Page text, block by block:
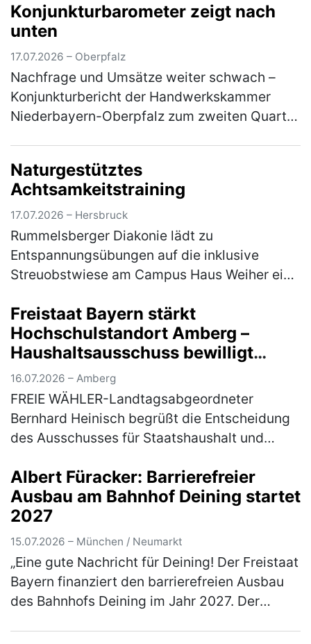
Goldenen Ehrennadel der FREIEN WÄHLER
Bayern aus…
Konjunkturbarometer zeigt nach
unten
17.07.2026 – Oberpfalz
Nachfrage und Umsätze weiter schwach –
Konjunkturbericht der Handwerkskammer
Niederbayern-Oberpfalz zum zweiten Quartal
(mehr)
Naturgestütztes
Achtsamkeitstraining
17.07.2026 – Hersbruck
Rummelsberger Diakonie lädt zu
Entspannungsübungen auf die inklusive
Streuobstwiese am Campus Haus Weiher ein
können die Teilnehmer*innen am Mittwoch,
22. Jul…(mehr)
Freistaat Bayern stärkt
Hochschulstandort Amberg –
Haushaltsausschuss bewilligt
Nachtrag für Brandschutz- und
Sanierungsmaßnahmen
16.07.2026 – Amberg
FREIE WÄHLER-Landtagsabgeordneter
Bernhard Heinisch begrüßt die Entscheidung
des Ausschusses für Staatshaushalt und
3. Nachtrag für die baulichen Brandschutz…
(mehr)
Albert Füracker: Barrierefreier
Ausbau am Bahnhof Deining startet
2027
15.07.2026 – München / Neumarkt
„Eine gute Nachricht für Deining! Der Freistaat
Bayern finanziert den barrierefreien Ausbau
des Bahnhofs Deining im Jahr 2027. Der